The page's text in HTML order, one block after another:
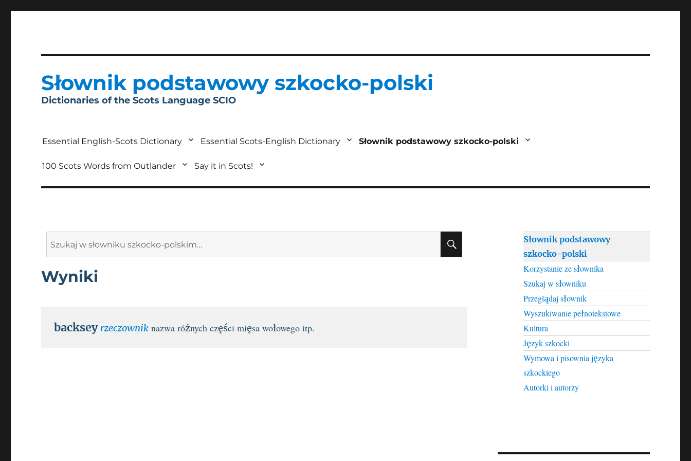
Słownik podstawowy szkocko-polski
Dictionaries of the Scots Language SCIO
Essential English-Scots Dictionary Essential Scots-English Dictionary Słownik podstawowy szkocko-polski
100 Scots Words from Outlander Say it in Scots!
Wyniki
backsey rzeczownik nazwa różnych części mięsa wołowego itp.
Słownik podstawowy
szkocko-polski
Korzystanie ze słownika
Szukaj w słowniku
Przeglądaj słownik
Wyszukiwanie pełnotekstowe
Kultura
Język szkocki
Wymowa i pisownia języka
szkockiego
Autorki i autorzy